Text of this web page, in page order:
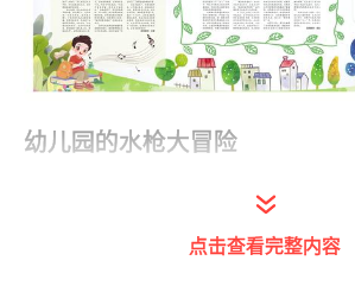
幼儿园的水枪大冒险
兴义市红星路小学 二年级（13
我现在二年级了，但每次看到
点击查看完整内容